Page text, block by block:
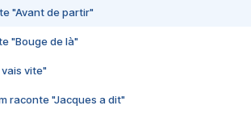
"Avant de partir"
"Bouge de là"
vais vite"
raconte "Jacques a dit"